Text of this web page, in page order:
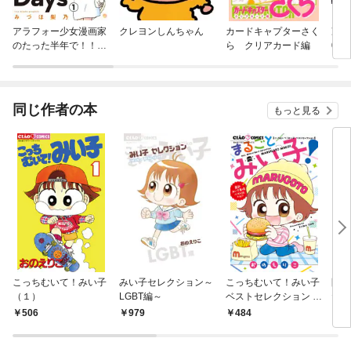
アラフォー少女漫画家
のたった半年で！！16
クレヨンしんちゃん
カードキャプターさく
ら クリアカード編
冷
0年
け
同じ作者の本 もっと見る
こっちむいて！みい子
（１）
506
みい子セレクション～
LGBT編～
979
こっちむいて！みい子
ベストセレクション ま
るごとみい子！
484
だち